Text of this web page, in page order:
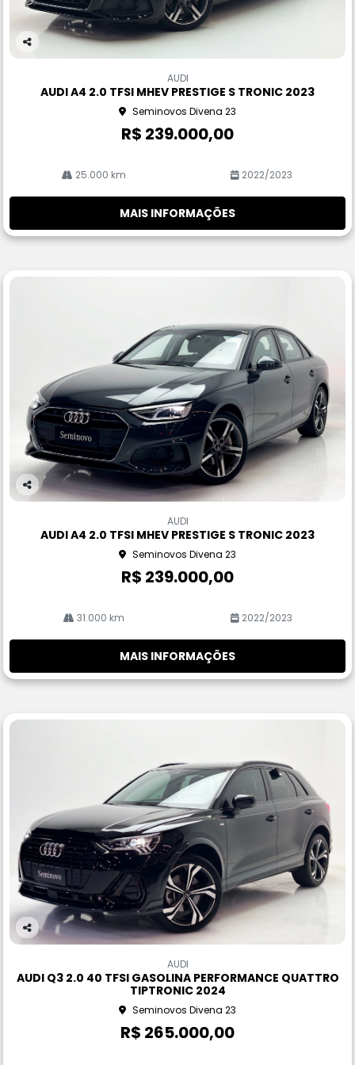
Co
AUDI
AUDI A4 2.0 TFSI MHEV PRESTIGE S TRONIC 2023
Seminovos Divena 23
R$ 239.000,00
25.000 km 2022/2023
MAIS INFORMAÇÕES
Co
AUDI
AUDI A4 2.0 TFSI MHEV PRESTIGE S TRONIC 2023
Seminovos Divena 23
R$ 239.000,00
31.000 km 2022/2023
MAIS INFORMAÇÕES
Co
rtil
AUDI
AUDI Q3 2.0 40 TFSI GASOLINA PERFORMANCE QUATTRO
TIPTRONIC 2024
Seminovos Divena 23
R$ 265.000,00